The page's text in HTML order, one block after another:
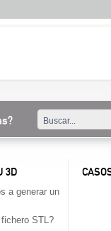
3D
a generar un
STL?